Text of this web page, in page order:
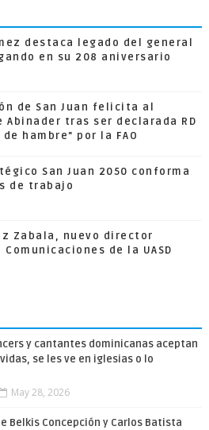
destaca legado del general
en su 208 aniversario
de San Juan felicita al
Abinader tras ser declarada RD
hambre" por la FAO
San Juan 2050 conforma
de trabajo
Zabala, nuevo director
de la UASD
y cantantes dominicanas aceptan
se les ve en iglesias o lo
May 28, 2026
Belkis Concepción y Carlos Batista